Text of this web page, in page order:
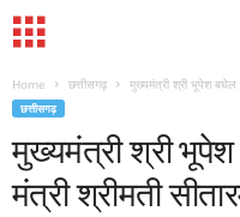
Home छत्तीसगढ़ मुख्यमंत्री श्री भूपेश बघेल
छत्तीसगढ़
मुख्यमंत्री श्री
मंत्री श्रीमती